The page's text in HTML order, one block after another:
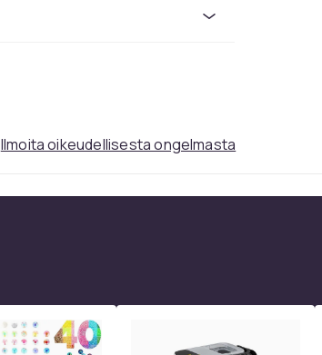
Ilmoita oikeudellisesta ongelmasta